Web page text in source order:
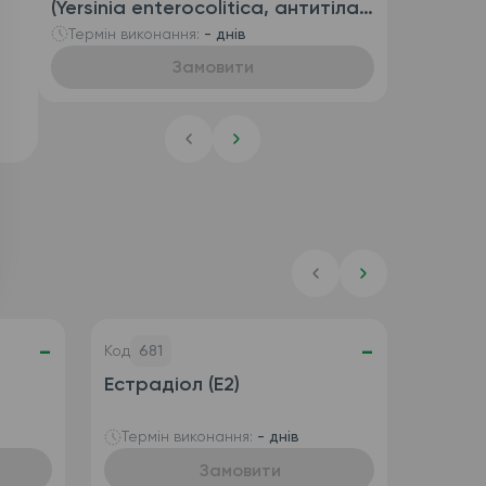
(Yersinia enterocolitica, антитіла
IgG та антитіла IgA)
Термін виконання: - днів
Замовити
- Код 681 -
Естрадіол (E2)
Термін виконання: - днів
Замовити